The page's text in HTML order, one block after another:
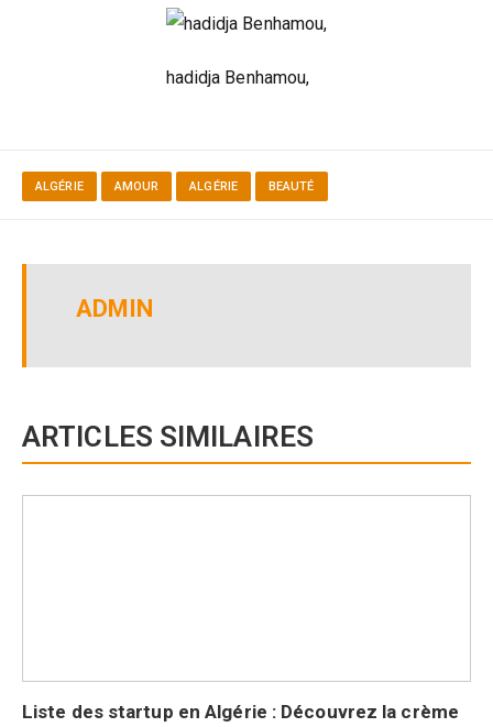
hadidja Benhamou,
ALGÉRIE AMOUR ALGÉRIE BEAUTÉ
ADMIN
ARTICLES SIMILAIRES
Liste des startup en Algérie : Découvrez la crème